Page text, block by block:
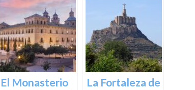
El Monasterio
La Fortaleza de